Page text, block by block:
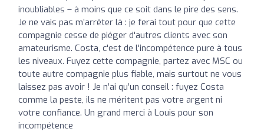
inoubliables – à moins que ce soit dans le pire des sens.
Je ne vais pas m’arrêter là : je ferai tout pour que cette
compagnie cesse de piéger d'autres clients avec son
amateurisme. Costa, c'est de l'incompétence pure à tous
les niveaux. Fuyez cette compagnie, partez avec MSC ou
toute autre compagnie plus fiable, mais surtout ne vous
laissez pas avoir ! Je n’ai qu’un conseil : fuyez Costa
comme la peste, ils ne méritent pas votre argent ni
votre confiance. Un grand merci à Louis pour son
incompétence